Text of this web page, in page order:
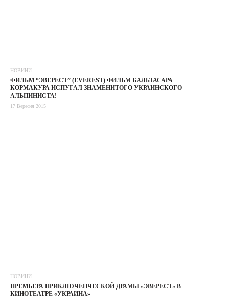
НОВИНИ
ФИЛЬМ “ЭВЕРЕСТ” (EVEREST) ФИЛЬМ БАЛЬТАСАРА
КОРМАКУРА ИСПУГАЛ ЗНАМЕНИТОГО УКРАИНСКОГО
АЛЬПИНИСТА!
17 Вересня 2015
НОВИНИ
ПРЕМЬЕРА ПРИКЛЮЧЕНЧЕСКОЙ ДРАМЫ «ЭВЕРЕСТ» В
КИНОТЕАТРЕ «УКРАИНА»